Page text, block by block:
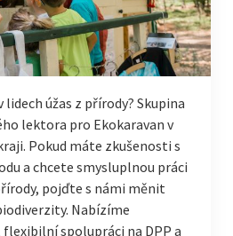
úžas z přírody? Skupina
lektora pro Ekokaravan v
Pokud máte zkušenosti s
a chcete smysluplnou práci
pojďte s námi měnit
Nabízíme
spolupráci na DPP a